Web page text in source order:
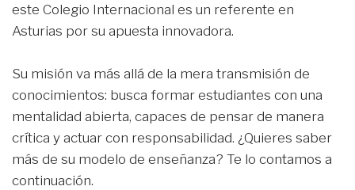
este Colegio Internacional es un referente en
Asturias por su apuesta innovadora.
Su misión va más allá de la mera transmisión de
conocimientos: busca formar estudiantes con una
mentalidad abierta, capaces de pensar de manera
crítica y actuar con responsabilidad. ¿Quieres saber
más de su modelo de enseñanza? Te lo contamos a
continuación.